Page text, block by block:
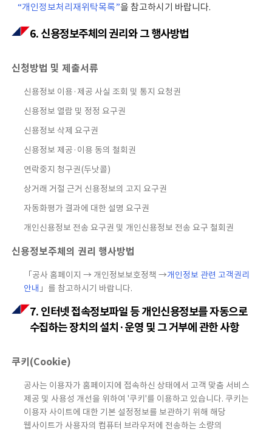
“개인정보처리재위탁목록”을 참고하시기 바랍니다.
6. 신용정보주체의 권리와 그 행사방법
신청방법 및 제출서류
신용정보 이용·제공 사실 조회 및 통지 요청권
신용정보 열람 및 정정 요구권
신용정보 삭제 요구권
신용정보 제공·이용 동의 철회권
연락중지 청구권(두낫콜)
상거래 거절 근거 신용정보의 고지 요구권
자동화평가 결과에 대한 설명 요구권
개인신용정보 전송 요구권 및 개인신용정보 전송 요구 철회권
신용정보주체의 권리 행사방법
「공사 홈페이지 → 개인정보보호정책 →개인정보 관련 고객권리
안내 」를 참고하시기 바랍니다.
7. 인터넷 접속정보파일 등 개인신용정보를 자동으로
수집하는 장치의 설치·운영 및 그 거부에 관한 사항
쿠키(Cookie)
공사는 이용자가 홈페이지에 접속하신 상태에서 고객 맞춤 서비스
제공 및 사용성 개선을 위하여 '쿠키'를 이용하고 있습니다. 쿠키는
이용자 사이트에 대한 기본 설정정보를 보관하기 위해 해당
웹사이트가 사용자의 컴퓨터 브라우저에 전송하는 소량의